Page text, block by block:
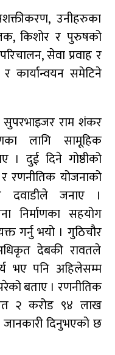
जुम्ला आउँदै गरेकाे जिप
उनीहरुका
किशोर र पुरुषको
सेवा प्रवाह र
कार्यान्वयन समेटिने
सुपरभाइजर राम शंकर
लागि सामूहिक
। दुई दिने गोष्ठीको
रणनीतिक योजनाको
दवाडीले जनाए ।
निर्माणका सहयोग
गर्नु भयो । गुठिचौर
देबकी रावतले
भए पनि अहिलेसम्म
बताए । रणनीतिक
२ करोड ९४ लाख
दिनुभएको छ